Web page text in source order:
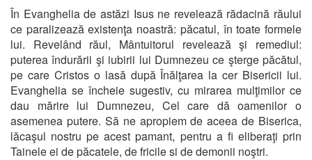
În Evanghelia de astăzi Isus ne revelează rădacină răului
ce paralizează existenţa noastră: păcatul, în toate formele
lui. Revelând răul, Mântuitorul revelează şi remediul:
puterea îndurării şi iubirii lui Dumnezeu ce şterge păcătul,
pe care Cristos o lasă după Înălţarea la cer Bisericii lui.
Evanghelia se încheie sugestiv, cu mirarea mulţimilor ce
dau mărire lui Dumnezeu, Cel care dă oamenilor o
asemenea putere. Să ne apropiem de aceea de Biserica,
lăcaşul nostru pe acest pamant, pentru a fi eliberaţi prin
Tainele ei de păcatele, de fricile si de demonii noştri.